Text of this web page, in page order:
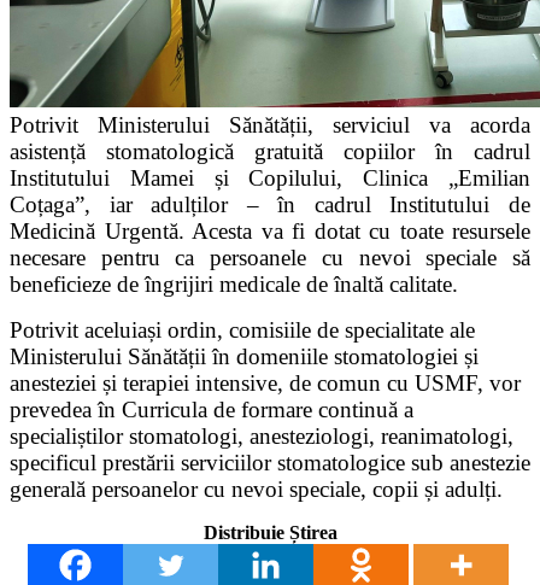
Potrivit Ministerului Sănătății, serviciul va acorda
asistență stomatologică gratuită copiilor în cadrul
Institutului Mamei și Copilului, Clinica „Emilian
Coțaga”, iar adulților – în cadrul Institutului de
Medicină Urgentă. Acesta va fi dotat cu toate resursele
necesare pentru ca persoanele cu nevoi speciale să
beneficieze de îngrijiri medicale de înaltă calitate.
Potrivit aceluiași ordin, comisiile de specialitate ale
Ministerului Sănătății în domeniile stomatologiei și
anesteziei și terapiei intensive, de comun cu USMF, vor
prevedea în Curricula de formare continuă a
specialiștilor stomatologi, anesteziologi, reanimatologi,
specificul prestării serviciilor stomatologice sub anestezie
generală persoanelor cu nevoi speciale, copii și adulți.
Distribuie Știrea